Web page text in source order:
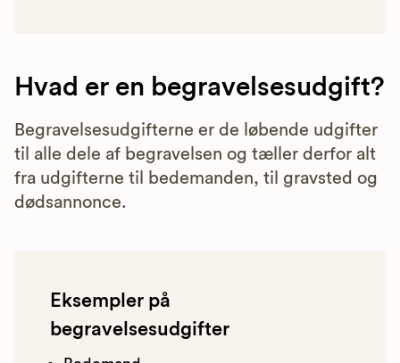
Hvad er en begravelsesudgift?
Begravelsesudgifterne er de løbende udgifter
til alle dele af begravelsen og tæller derfor alt
fra udgifterne til bedemanden, til gravsted og
dødsannonce.
Eksempler på
begravelsesudgifter